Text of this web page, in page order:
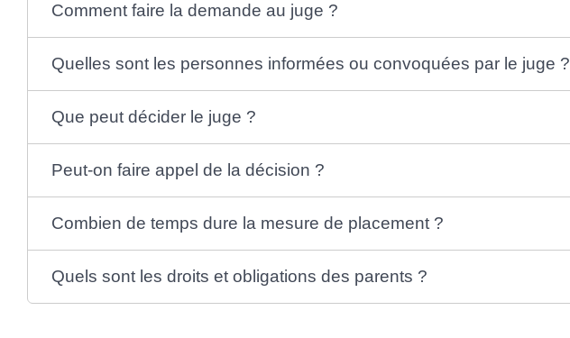
Comment faire la demande au juge ?
Quelles sont les personnes informées ou convoquées par le juge ?
Que peut décider le juge ?
Peut-on faire appel de la décision ?
Combien de temps dure la mesure de placement ?
Quels sont les droits et obligations des parents ?